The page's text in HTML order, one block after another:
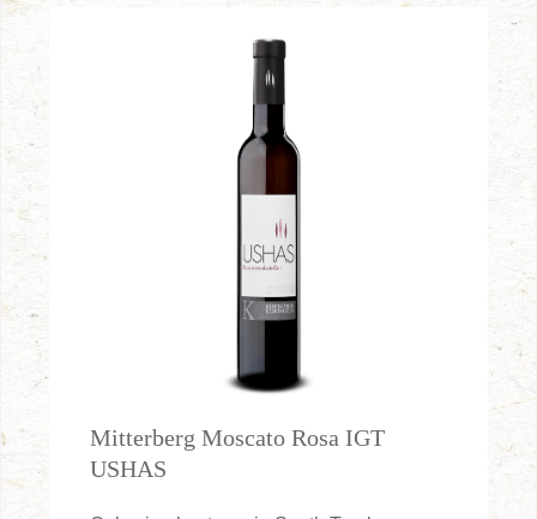
Mitterberg Moscato Rosa IGT
USHAS